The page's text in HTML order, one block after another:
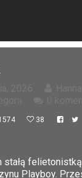
38
stałą
Playboy.